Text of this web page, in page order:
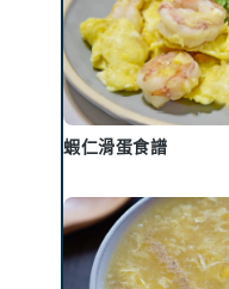
蝦仁滑蛋食譜